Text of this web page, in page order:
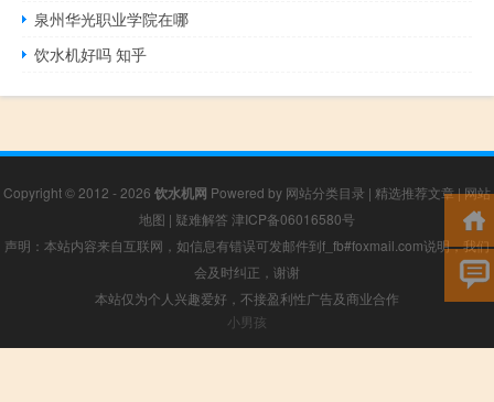
泉州华光职业学院在哪
饮水机好吗 知乎
Copyright © 2012 - 2026 饮水机网 Powered by 网站分类目录 | 精选推荐文章|网站
地图 | 疑难解答 津ICP备06016580号
声明：本站内容来自互联网，如信息有错误可发邮件到f_fb#foxmail.com说明，我们
会及时纠正，谢谢
本站仅为个人兴趣爱好，不接盈利性广告及商业合作
小男孩